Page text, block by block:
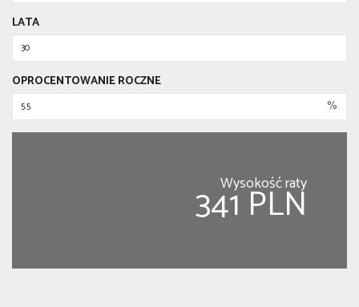
LATA
OPROCENTOWANIE ROCZNE
%
Wysokość raty
341 PLN